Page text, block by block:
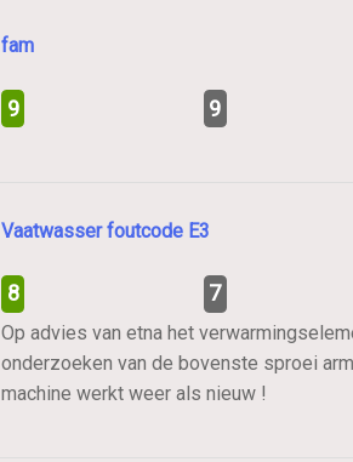
fam
9 9
Vaatwasser foutcode E3
8 7
Op advies van etna het
onderzoeken van de bovenste sproei
machine werkt weer als nieuw !